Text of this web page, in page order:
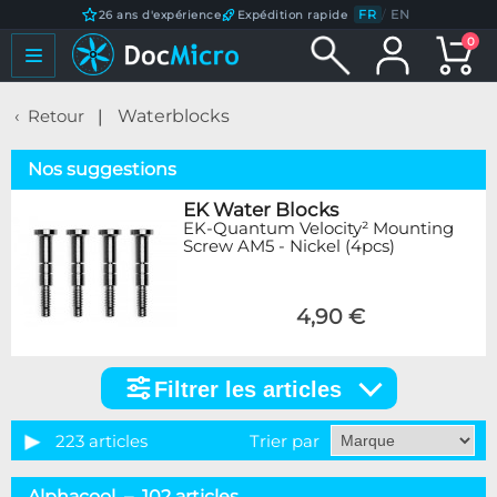
26 ans d'expérience Expédition rapide FR / EN
0
Retour Waterblocks
Nos suggestions
EK Water Blocks
EK-Quantum Velocity² Mounting
Screw AM5 - Nickel (4pcs)
4,90 €
articles
Catégorie
Filtrer les articles
223 articles Trier par